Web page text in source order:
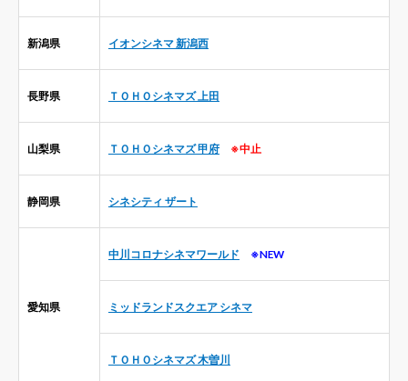
新潟県 イオンシネマ 新潟西
長野県 ＴＯＨＯシネマズ 上田
山梨県 ＴＯＨＯシネマズ 甲府 ※中止
静岡県 シネシティ ザート
愛知県
中川コロナシネマワールド ※NEW
ミッドランドスクエア シネマ
ＴＯＨＯシネマズ 木曽川